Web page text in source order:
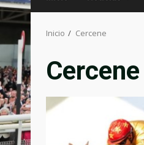
Inicio Cercene
Cercene